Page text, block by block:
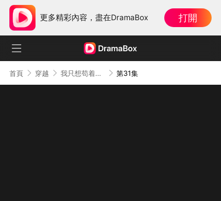
更多精彩內容，盡在DramaBox 打開
首頁 穿越 我只想苟着，系統偏讓我裝 第31集